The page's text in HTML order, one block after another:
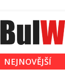
NEJNOVĚJŠÍ